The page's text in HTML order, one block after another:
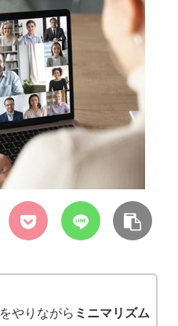
をやりながら ミニマリズム